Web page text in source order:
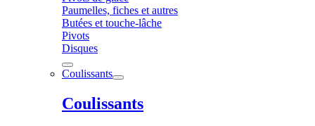
Paumelles, fiches et autres
Butées et touche-lâche
Pivots
Disques
Coulissants
Coulissants